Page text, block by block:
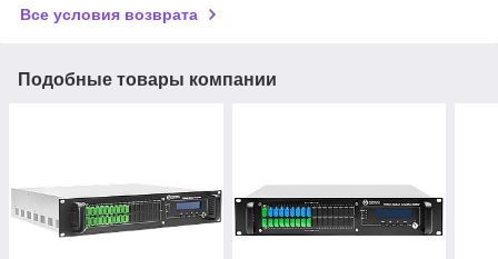
Все условия возврата
Подобные товары компании